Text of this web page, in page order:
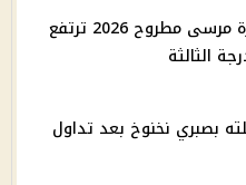
تذكرة قطار القاهرة مرسى مطروح 2026 ترتفع
بصبري نخنوخ بعد تداول